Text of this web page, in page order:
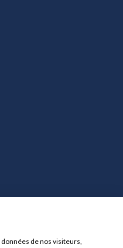
de nos visiteurs,